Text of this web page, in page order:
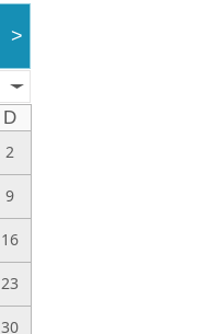
>
D
2
9
16
23
30